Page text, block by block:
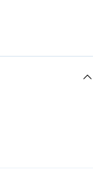
pour votre
haute qualité et
exigeante.